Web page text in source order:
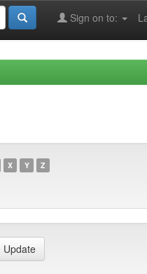
Sign on to:
X Y Z